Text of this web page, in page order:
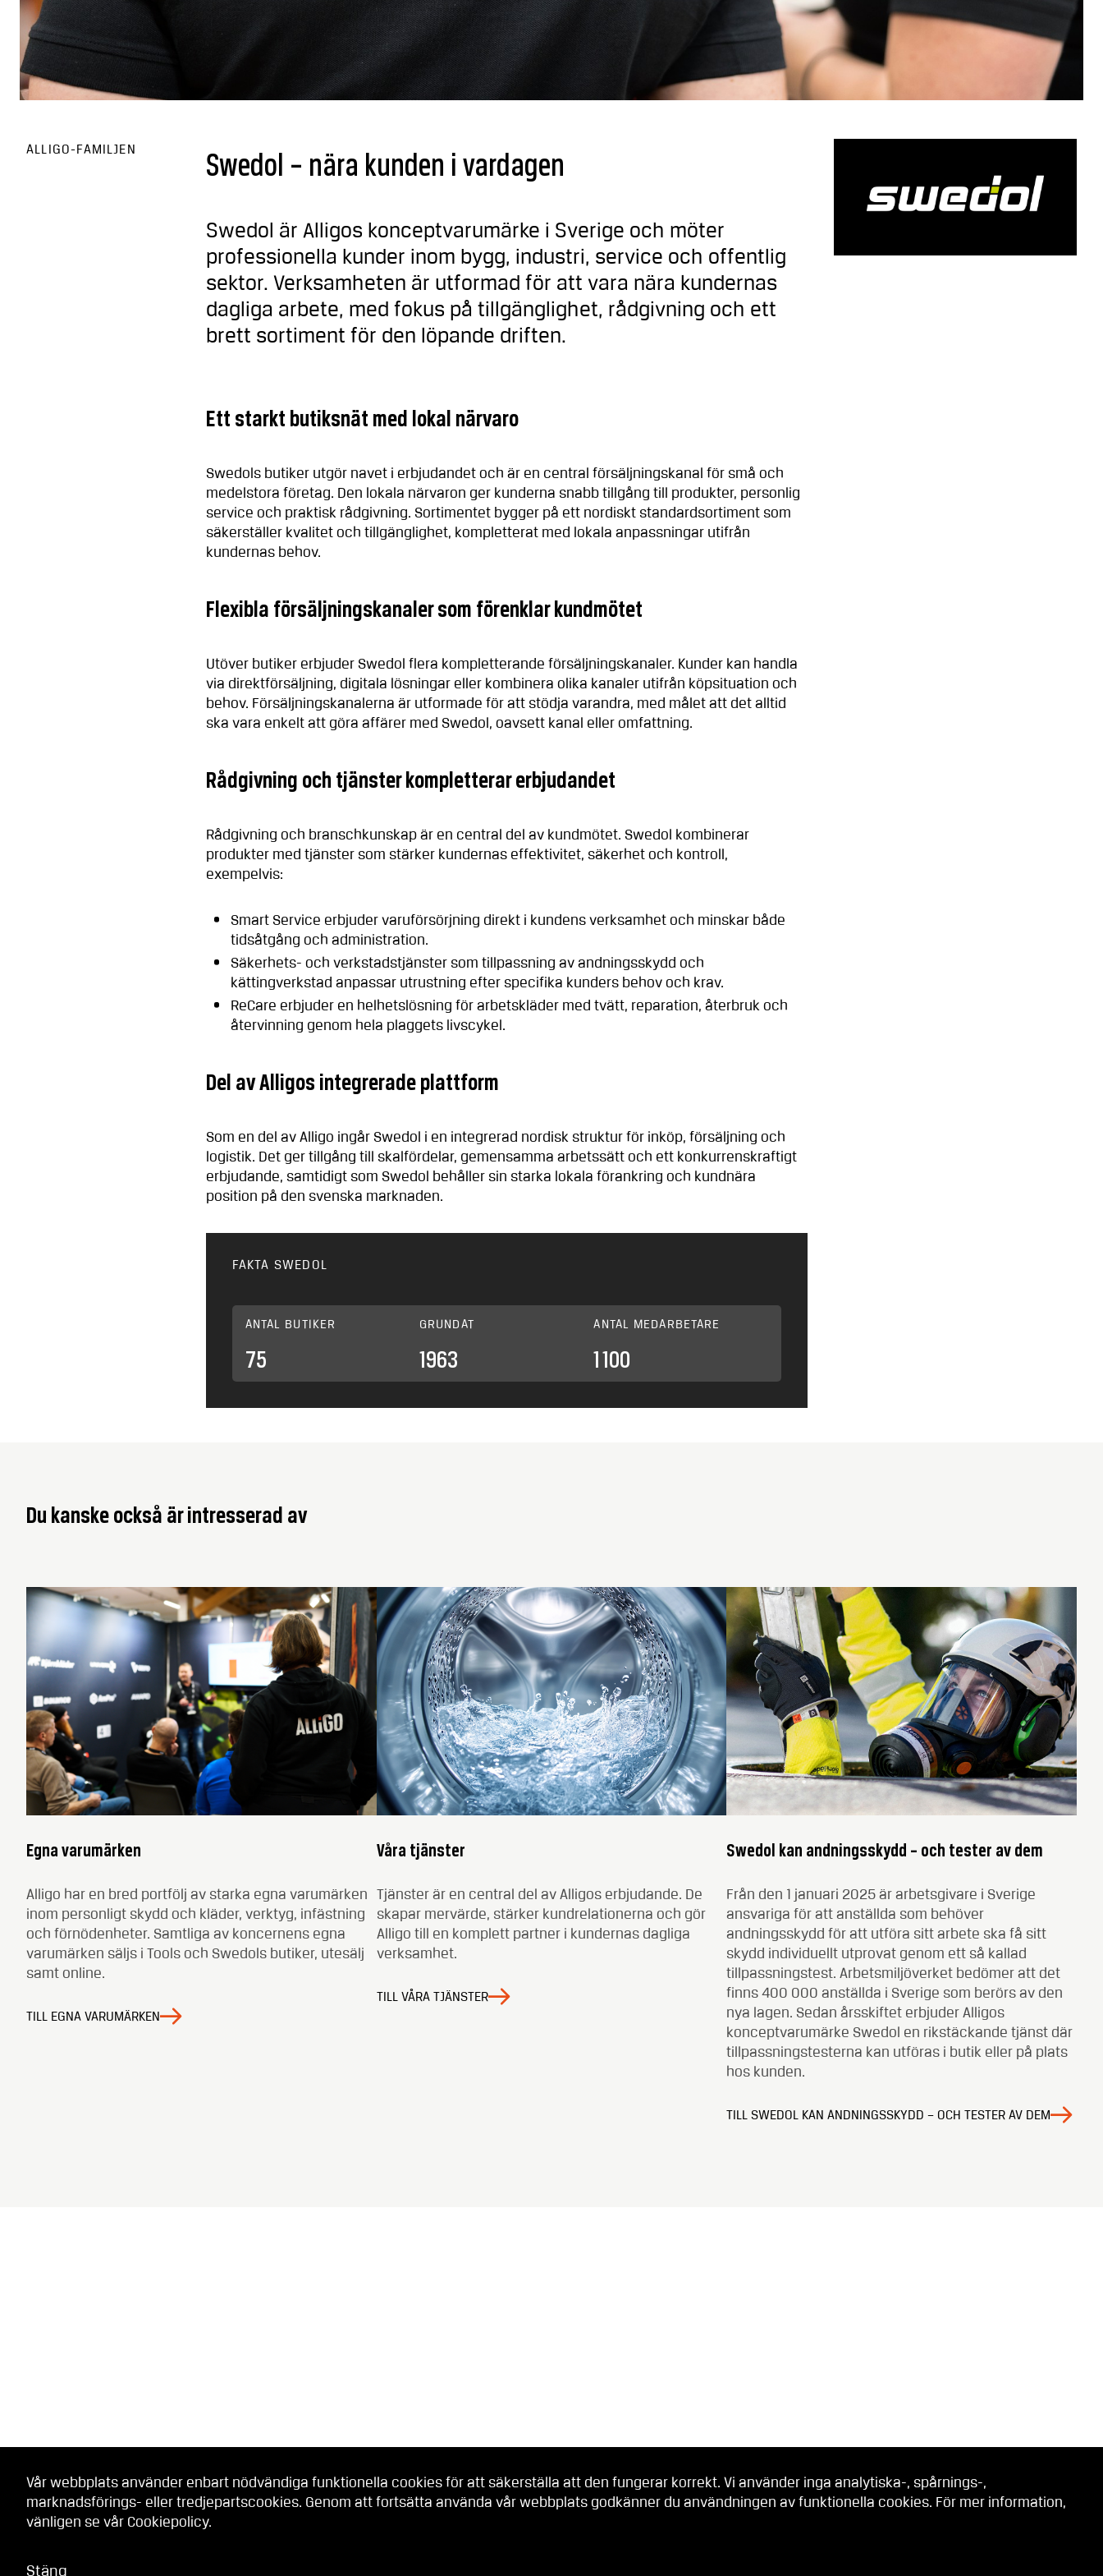
ALLIGO-FAMILJEN Swedol – nära kunden i vardagen
Swedol är Alligos konceptvarumärke i Sverige och möter
professionella kunder inom bygg, industri, service och offentlig
sektor. Verksamheten är utformad för att vara nära kundernas
dagliga arbete, med fokus på tillgänglighet, rådgivning och ett
brett sortiment för den löpande driften.
Ett starkt butiksnät med lokal närvaro
Swedols butiker utgör navet i erbjudandet och är en central försäljningskanal för små och
medelstora företag. Den lokala närvaron ger kunderna snabb tillgång till produkter, personlig
service och praktisk rådgivning. Sortimentet bygger på ett nordiskt standardsortiment som
säkerställer kvalitet och tillgänglighet, kompletterat med lokala anpassningar utifrån
kundernas behov.
Flexibla försäljningskanaler som förenklar kundmötet
Utöver butiker erbjuder Swedol flera kompletterande försäljningskanaler. Kunder kan handla
via direktförsäljning, digitala lösningar eller kombinera olika kanaler utifrån köpsituation och
behov. Försäljningskanalerna är utformade för att stödja varandra, med målet att det alltid
ska vara enkelt att göra affärer med Swedol, oavsett kanal eller omfattning.
Rådgivning och tjänster kompletterar erbjudandet
Rådgivning och branschkunskap är en central del av kundmötet. Swedol kombinerar
produkter med tjänster som stärker kundernas effektivitet, säkerhet och kontroll,
exempelvis:
Smart Service erbjuder varuförsörjning direkt i kundens verksamhet och minskar både
tidsåtgång och administration.
Säkerhets- och verkstadstjänster som tillpassning av andningsskydd och
kättingverkstad anpassar utrustning efter specifika kunders behov och krav.
ReCare erbjuder en helhetslösning för arbetskläder med tvätt, reparation, återbruk och
återvinning genom hela plaggets livscykel.
Del av Alligos integrerade plattform
Som en del av Alligo ingår Swedol i en integrerad nordisk struktur för inköp, försäljning och
logistik. Det ger tillgång till skalfördelar, gemensamma arbetssätt och ett konkurrenskraftigt
erbjudande, samtidigt som Swedol behåller sin starka lokala förankring och kundnära
position på den svenska marknaden.
FAKTA SWEDOL
ANTAL BUTIKER
75
GRUNDAT
1963
ANTAL MEDARBETARE
1 100
Du kanske också är intresserad av
Egna varumärken
Alligo har en bred portfölj av starka egna varumärken
inom personligt skydd och kläder, verktyg, infästning
och förnödenheter. Samtliga av koncernens egna
varumärken säljs i Tools och Swedols butiker, utesälj
samt online.
TILL EGNA VARUMÄRKEN
Våra tjänster
Tjänster är en central del av Alligos erbjudande. De
skapar mervärde, stärker kundrelationerna och gör
Alligo till en komplett partner i kundernas dagliga
verksamhet.
TILL VÅRA TJÄNSTER
Swedol kan andningsskydd – och tester av dem
Från den 1 januari 2025 är arbetsgivare i Sverige
ansvariga för att anställda som behöver
andningsskydd för att utföra sitt arbete ska få sitt
skydd individuellt utprovat genom ett så kallad
tillpassningstest. Arbetsmiljöverket bedömer att det
finns 400 000 anställda i Sverige som berörs av den
nya lagen. Sedan årsskiftet erbjuder Alligos
konceptvarumärke Swedol en rikstäckande tjänst där
tillpassningstesterna kan utföras i butik eller på plats
hos kunden.
TILL SWEDOL KAN ANDNINGSSKYDD – OCH TESTER AV DEM
Vår webbplats använder enbart nödvändiga funktionella cookies för att säkerställa att den fungerar korrekt. Vi använder inga analytiska-, spårnings-,
marknadsförings- eller tredjepartscookies. Genom att fortsätta använda vår webbplats godkänner du användningen av funktionella cookies. För mer information,
vänligen se vår Cookiepolicy.
Stäng